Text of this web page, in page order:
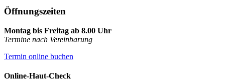
Öffnungszeiten
Montag bis Freitag ab 8.00 Uhr
Termine nach Vereinbarung
Termin online buchen
Online-Haut-Check